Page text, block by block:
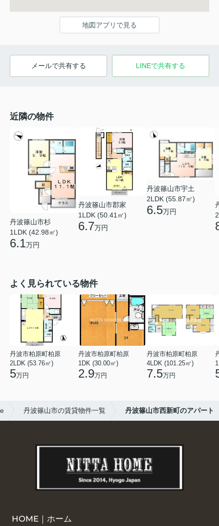
地図アプリで見る
メールで共有する LINEで共有する
近隣の物件
丹波篠山市杉
1LDK (42.98㎡)
6.1万円
丹波篠山市郡家
1LDK (50.41㎡)
6.7万円
丹波篠山市宇土
2LDK (55.87㎡)
6.5万円
よく見られている物件
丹波市柏原町柏原
2LDK (53.76㎡)
5万円
丹波市柏原町柏原
1DK (30.00㎡)
2.9万円
丹波市柏原町柏原
4LDK (101.25㎡)
7.5万円
丹波篠山市の賃貸物件一覧 丹波篠山市西新町のアパート
HOME｜ホーム